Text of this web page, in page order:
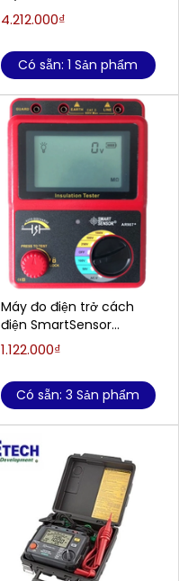
(250-5000V, 0 - 1TΩ)
4.212.000₫
Có sẵn: 1 Sản phẩm
Máy đo điện trở cách
điện SmartSensor
AR907+
(50V/100V/250V/500V/1
000V, 0-20GΩ)
1.122.000₫
Có sẵn: 3 Sản phẩm